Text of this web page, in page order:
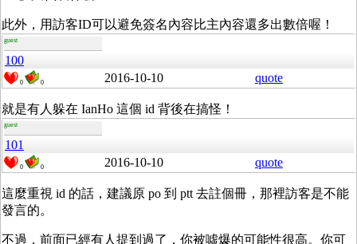
此外，用訪客ID可以避免簽名內容比主內容還多出數倍喔！
guest
100
0 0 2016-10-10 quote
就是有人躲在 IanHo 這個 id 背後在搞怪！
guest
101
0 0 2016-10-10 quote
這麼重視 id 的話，建議原 po 到 ptt 去註個冊，那裡訪客是不能
發言的。
不過，前面已經有人提到過了，你被噓爆的可能性很高。你可